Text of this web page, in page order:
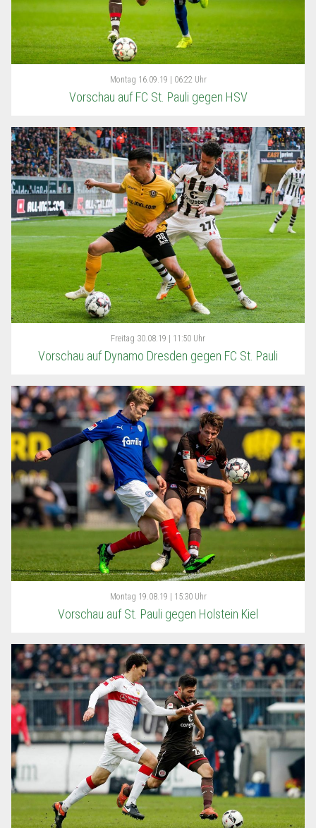
Montag 16.09.19 | 06:22 Uhr
Vorschau auf FC St. Pauli gegen HSV
Freitag 30.08.19 | 11:50 Uhr
Vorschau auf Dynamo Dresden gegen FC St. Pauli
Montag 19.08.19 | 15:30 Uhr
Vorschau auf St. Pauli gegen Holstein Kiel